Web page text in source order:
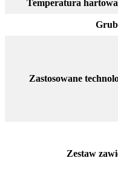
Temperatura
Zastosowane
Zestaw